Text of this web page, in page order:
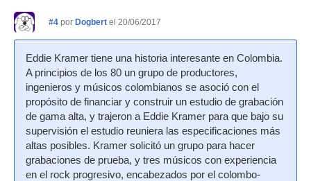
#4 por Dogbert el 20/06/2017
Eddie Kramer tiene una historia interesante en Colombia.
A principios de los 80 un grupo de productores,
ingenieros y músicos colombianos se asoció con el
propósito de financiar y construir un estudio de grabación
de gama alta, y trajeron a Eddie Kramer para que bajo su
supervisión el estudio reuniera las especificaciones más
altas posibles. Kramer solicitó un grupo para hacer
grabaciones de prueba, y tres músicos con experiencia
en el rock progresivo, encabezados por el colombo-